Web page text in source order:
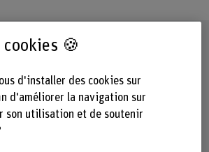
🍪
d'installer des cookies sur
d'améliorer la navigation sur
son utilisation et de soutenir